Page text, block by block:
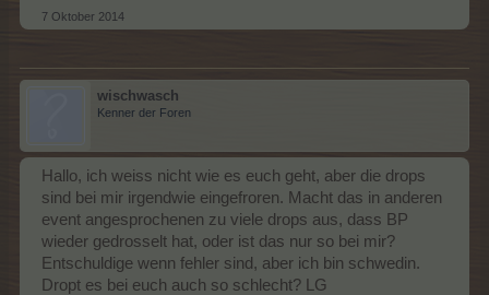
7 Oktober 2014
wischwasch
Kenner der Foren
Hallo, ich weiss nicht wie es euch geht, aber die drops
sind bei mir irgendwie eingefroren. Macht das in anderen
event angesprochenen zu viele drops aus, dass BP
wieder gedrosselt hat, oder ist das nur so bei mir?
Entschuldige wenn fehler sind, aber ich bin schwedin.
Dropt es bei euch auch so schlecht? LG